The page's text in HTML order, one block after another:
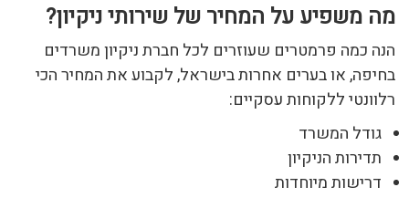
מה משפיע על המחיר של שירותי ניקיון?
הנה כמה פרמטרים שעוזרים לכל חברת ניקיון משרדים
בחיפה, או בערים אחרות בישראל, לקבוע את המחיר הכי
רלוונטי ללקוחות עסקיים:
גודל המשרד
תדירות הניקיון
דרישות מיוחדות